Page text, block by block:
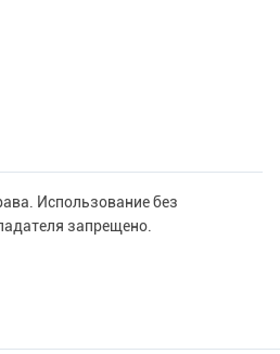
Использование без
запрещено.